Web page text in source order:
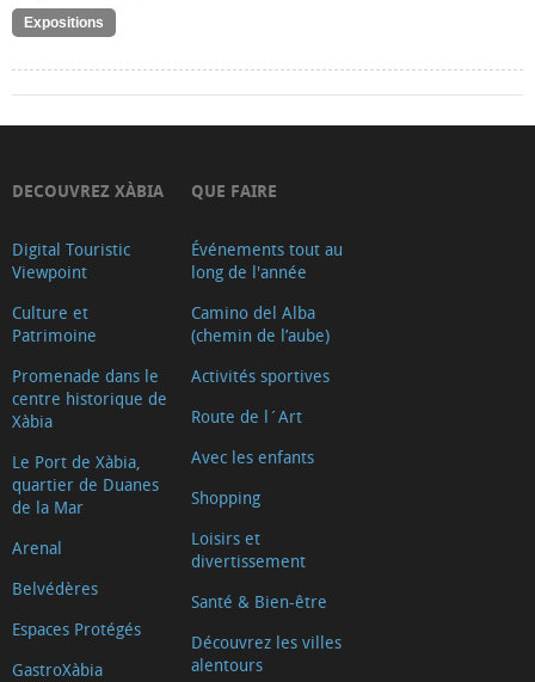
Expositions
DECOUVREZ XÀBIA
Digital Touristic
Viewpoint
Culture et
Patrimoine
Promenade dans le
centre historique de
Xàbia
Le Port de Xàbia,
quartier de Duanes
de la Mar
Arenal
Belvédères
Espaces Protégés
GastroXàbia
QUE FAIRE
Événements tout au
long de l'année
Camino del Alba
(chemin de l’aube)
Activités sportives
Route de l´Art
Avec les enfants
Shopping
Loisirs et
divertissement
Santé & Bien-être
Découvrez les villes
alentours